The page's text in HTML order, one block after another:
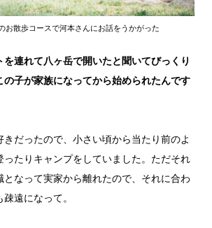
お散歩コースで河本さんにお話をうかがった
連れて八ヶ岳で開いたと聞いてびっくり
の子が家族になってから始められたんです
だったので、小さい頃から当たり前のよ
ったりキャンプをしていました。ただそれ
なって実家から離れたので、それに合わ
遠になって。